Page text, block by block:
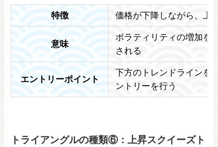
特徴 価格が下降しながら、上
意味
ボラティリティの増加を
される
エントリーポイント
下方のトレンドラインを
ントリーを行う
トライアングルの種類⑥：上昇スクイーズト